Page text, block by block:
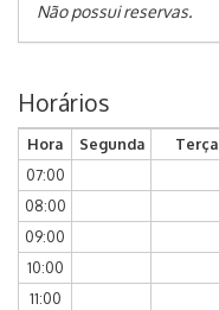
Não possui reservas.
Horários
Hora Segunda Terça
07:00
08:00
09:00
10:00
11:00